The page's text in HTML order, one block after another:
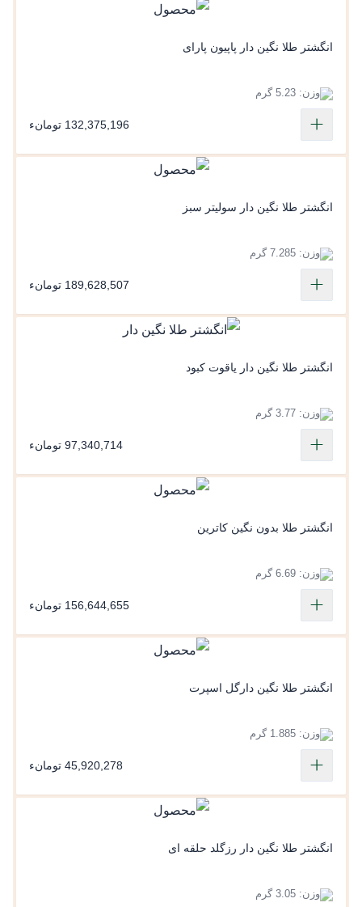
انگشتر طلا نگین دار پاپیون پارای
وزن: 5.23 گرم
132,375,196 تومانء
انگشتر طلا نگین دار سولیتر سبز
وزن: 7.285 گرم
189,628,507 تومانء
انگشتر طلا نگین دار یاقوت کبود
وزن: 3.77 گرم
97,340,714 تومانء
انگشتر طلا بدون نگین کاترین
وزن: 6.69 گرم
156,644,655 تومانء
انگشتر طلا نگین دارگل اسپرت
وزن: 1.885 گرم
45,920,278 تومانء
انگشتر طلا نگین دار رزگلد حلقه ای
وزن: 3.05 گرم